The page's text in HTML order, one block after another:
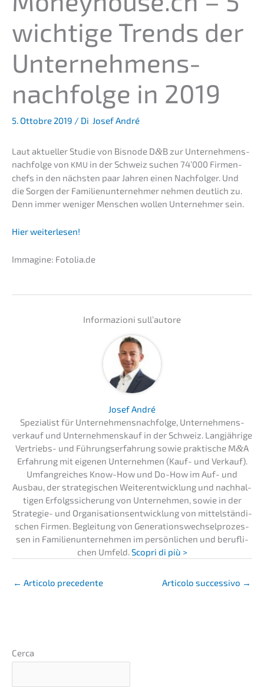
wichti­ge Trends der
Unternehmens­
nachfolge in 2019
5. Ottobre 2019 / Di Josef André
Laut aktuel­ler Studie von Bisnode D&B zur Unternehmens­
nachfolge von KMU in der Schweiz suchen 74’000 Firmen­
chefs in den nächs­ten paar Jahren einen Nachfol­ger. Und
die Sorgen der Famili­en­un­ter­neh­mer nehmen deutlich zu.
Denn immer weniger Menschen wollen Unter­neh­mer sein.
Hier weiter­le­sen!
Immagi­ne: Fotolia.de
Infor­ma­zio­ni sull’autore
Josef André
Spezia­list für Unternehmens­nachfolge, Unter­nehmens­
verkauf und Unter­nehmens­kauf in der Schweiz. Langjäh­ri­ge
Vertriebs- und Führungs­er­fah­rung sowie prakti­sche M&A
Erfah­rung mit eigenen Unter­neh­men (Kauf- und Verkauf).
Umfang­rei­ches Know-How und Do-How im Auf- und
Ausbau, der strate­gi­schen Weiter­ent­wick­lung und nachhal­
ti­gen Erfolgs­si­che­rung von Unter­neh­men, sowie in der
Strate­gie- und Organi­sa­ti­ons­ent­wick­lung von mittel­stän­di­
schen Firmen. Beglei­tung von Genera­ti­ons­wech­sel­pro­zes­
sen in Famili­en­un­ter­neh­men im persön­li­chen und beruf­li­
chen Umfeld.Scopri di più >
← Artico­lo precedente Artico­lo succes­si­vo →
Cerca